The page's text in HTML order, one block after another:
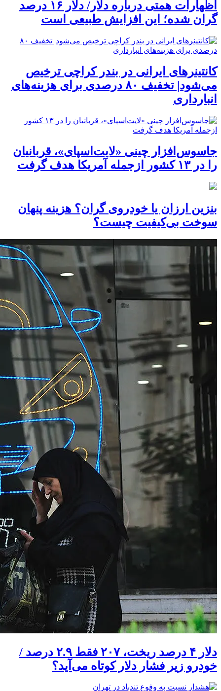
اظهارات همتی درباره دلار/ دلار ۱۶ درصد
گران شده؛ این افزایش طبیعی است
کانتینرهای ایرانی در بندر کراچی ترخیص
می‌شود| تخفیف ۸۰ درصدی برای هزینه‌های
انبارداری
جاسوس‌افزار چینی «لایت‌اسپای»، قربانیان
را در ۱۳ کشور ازجمله آمریکا هدف گرفت
بنزین ارزان یا خودروی گران؟ هزینه پنهان
سوخت بی‌کیفیت چیست؟
دلار ۴ درصد ریخت، ۲۰۷ فقط ۲.۹ درصد /
خودرو زیر فشار دلار کوتاه می‌آید؟